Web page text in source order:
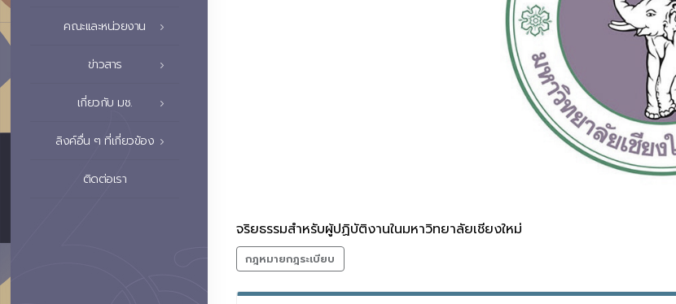
คณะและหน่วยงาน
ข่าวสาร
เกี่ยวกับ มช.
ลิงค์อื่น ๆ ที่เกี่ยวข้อง
ติดต่อเรา
จริยธรรมสำหรับผู้ปฏิบัติงานในมหาวิทยาลัยเชียงใหม่
กฎหมายกฎระเบียบ